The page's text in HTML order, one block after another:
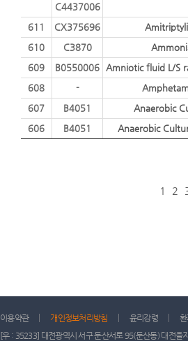
C4437006
611 CX375696
610
C3870
609
B0550006 Amniotic fluid L/S
608
-
607
B4051 Anaerobic
606
B4051 Anaerobic
1 2
이용약관 개인정보처리방침 윤리강령
[우 : 35233] 대전광역시 서구 둔산서로 95(둔산동) 대전